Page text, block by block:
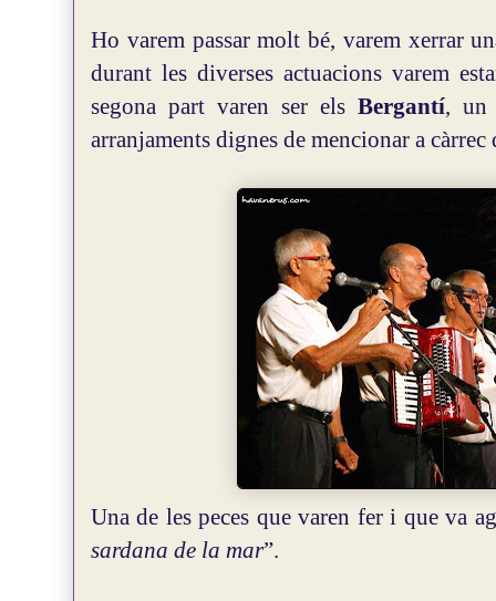
Ho varem passar molt bé, varem xerrar
durant les diverses actuacions varem
segona part varen ser elsBergantí, un
arranjaments dignes de mencionar a càrrec
Una de les peces que varen fer i que va
sardana de la mar”.